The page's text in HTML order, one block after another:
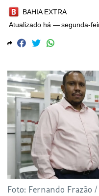
BAHIA EXTRA
Atualizado há —segunda-
Foto: Fernando Frazão